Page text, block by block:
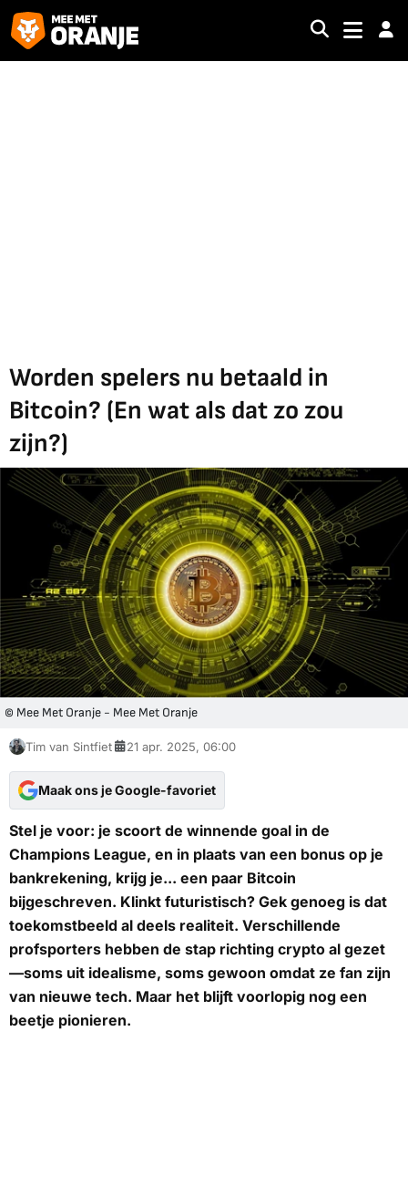
Worden spelers nu betaald in
Bitcoin? (En wat als dat zo zou
zijn?)
© Mee Met Oranje - Mee Met Oranje
Tim van Sintfiet 21 apr. 2025, 06:00
Maak ons je Google-favoriet
Stel je voor: je scoort de winnende goal in de
Champions League, en in plaats van een bonus op je
bankrekening, krijg je... een paar Bitcoin
bijgeschreven. Klinkt futuristisch? Gek genoeg is dat
toekomstbeeld al deels realiteit. Verschillende
profsporters hebben de stap richting crypto al gezet
—soms uit idealisme, soms gewoon omdat ze fan zijn
van nieuwe tech. Maar het blijft voorlopig nog een
beetje pionieren.